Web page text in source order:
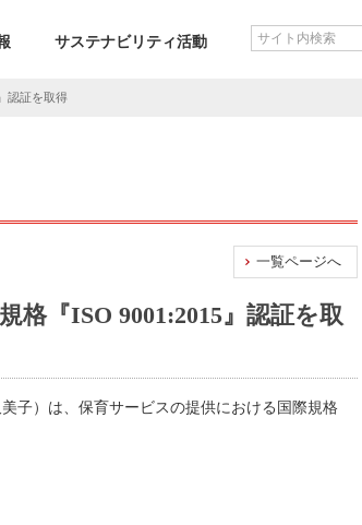
サステナビリティ活動
認証を取得
一覧ページへ
『ISO 9001:2015』認証を取
子）は、保育サービスの提供における国際規格